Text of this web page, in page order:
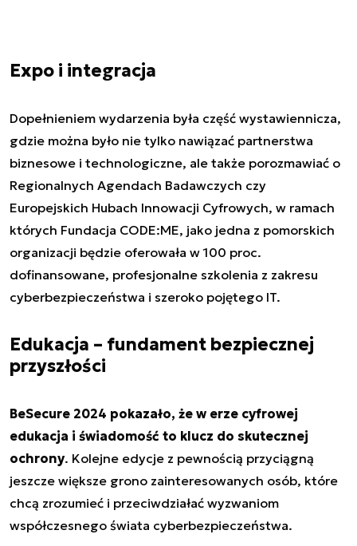
Expo i integracja
Dopełnieniem wydarzenia była część wystawiennicza,
gdzie można było nie tylko nawiązać partnerstwa
biznesowe i technologiczne, ale także porozmawiać o
Regionalnych Agendach Badawczych czy
Europejskich Hubach Innowacji Cyfrowych, w ramach
których Fundacja CODE:ME, jako jedna z pomorskich
organizacji będzie oferowała w 100 proc.
dofinansowane, profesjonalne szkolenia z zakresu
cyberbezpieczeństwa i szeroko pojętego IT.
Edukacja – fundament bezpiecznej
przyszłości
BeSecure 2024 pokazało, że w erze cyfrowej
edukacja i świadomość to klucz do skutecznej
ochrony. Kolejne edycje z pewnością przyciągną
jeszcze większe grono zainteresowanych osób, które
chcą zrozumieć i przeciwdziałać wyzwaniom
współczesnego świata cyberbezpieczeństwa.